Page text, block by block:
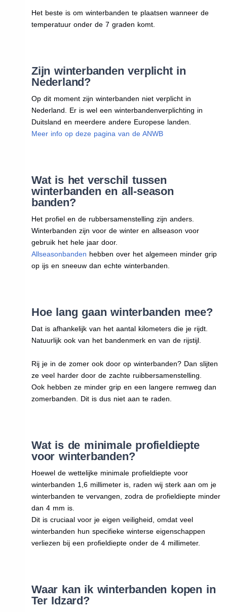
Het beste is om winterbanden te plaatsen wanneer de
temperatuur onder de 7 graden komt.
Zijn winterbanden verplicht in
Nederland?
Op dit moment zijn winterbanden niet verplicht in
Nederland. Er is wel een winterbandenverplichting in
Duitsland en meerdere andere Europese landen.
Meer info op deze pagina van de ANWB
Wat is het verschil tussen
winterbanden en all-season
banden?
Het profiel en de rubbersamenstelling zijn anders.
Winterbanden zijn voor de winter en allseason voor
gebruik het hele jaar door.
Allseasonbanden hebben over het algemeen minder grip
op ijs en sneeuw dan echte winterbanden.
Hoe lang gaan winterbanden mee?
Dat is afhankelijk van het aantal kilometers die je rijdt.
Natuurlijk ook van het bandenmerk en van de rijstijl.
Rij je in de zomer ook door op winterbanden? Dan slijten
ze veel harder door de zachte ruibbersamenstelling.
Ook hebben ze minder grip en een langere remweg dan
zomerbanden. Dit is dus niet aan te raden.
Wat is de minimale profieldiepte
voor winterbanden?
Hoewel de wettelijke minimale profieldiepte voor
winterbanden 1,6 millimeter is, raden wij sterk aan om je
winterbanden te vervangen, zodra de profieldiepte minder
dan 4 mm is.
Dit is cruciaal voor je eigen veiligheid, omdat veel
winterbanden hun specifieke winterse eigenschappen
verliezen bij een profieldiepte onder de 4 millimeter.
Waar kan ik winterbanden kopen in
Ter Idzard?